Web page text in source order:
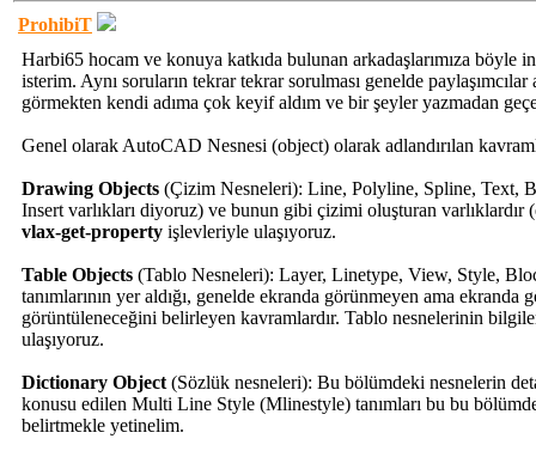
ProhibiT
Harbi65 hocam ve konuya katkıda bulunan arkadaşlarımıza böyle
isterim. Aynı soruların tekrar tekrar sorulması genelde
görmekten kendi adıma çok keyif aldım ve bir şeyler yazmadan
Genel olarak AutoCAD Nesnesi (object) olarak adlandırılan
Drawing Objects (Çizim Nesneleri): Line, Polyline, Spline, Text,
Insert varlıkları diyoruz) ve bunun gibi çizimi oluşturan
vlax-get-property işlevleriyle ulaşıyoruz.
Table Objects (Tablo Nesneleri): Layer, Linetype, View, Style,
tanımlarının yer aldığı, genelde ekranda görünmeyen ama
görüntüleneceğini belirleyen kavramlardır. Tablo nesnelerinin
ulaşıyoruz.
Dictionary Object (Sözlük nesneleri): Bu bölümdeki nesnelerin
konusu edilen Multi Line Style (Mlinestyle) tanımları bu bu
belirtmekle yetinelim.